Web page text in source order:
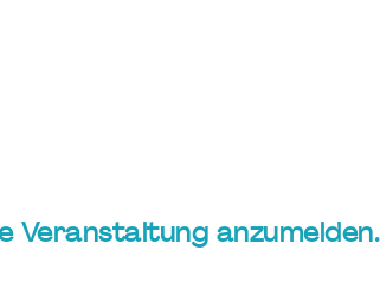
Veranstaltung anzumelden.